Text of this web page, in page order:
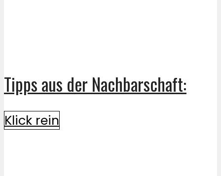
Tipps aus der Nachbarschaft:
Klick rein